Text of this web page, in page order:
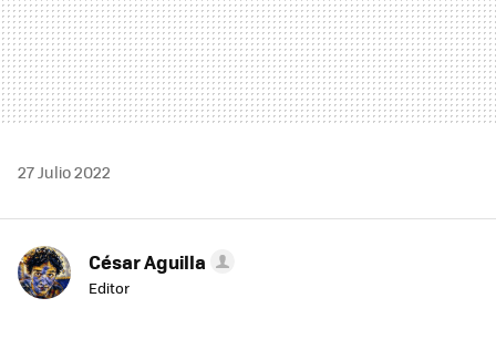
27 Julio 2022
César Aguilla
Editor